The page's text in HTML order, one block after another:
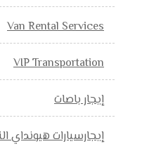
Van Rental Services
VIP Transportation
إيجار باصات
إيجارسيارات هيونداي